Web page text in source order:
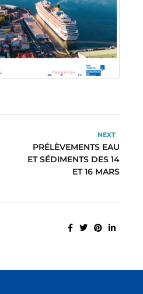
NEXT
PRÉLÈVEMENTS EAU
ET SÉDIMENTS DES 14
ET 16 MARS